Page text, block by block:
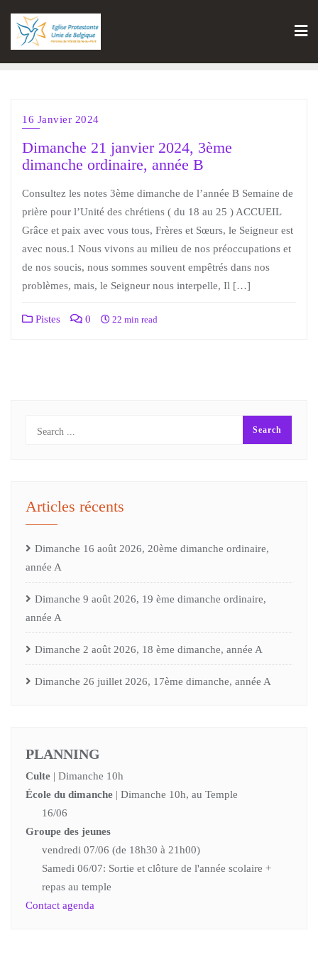
16 Janvier 2024
Dimanche 21 janvier 2024, 3ème
dimanche ordinaire, année B
Consultez les notes 3ème dimanche de l’année B Semaine de
prière pour l’Unité des chrétiens ( du 18 au 25 ) ACCUEIL
Grâce et paix avec vous tous, Frères et Sœurs, le Seigneur est
avec nous.1 Nous vivons au milieu de nos préoccupations et
de nos soucis, nous sommes souvent empêtrés dans nos
problèmes, mais, le Seigneur nous interpelle, Il […]
Pistes 0 22 min read
Articles récents
Dimanche 16 août 2026, 20ème dimanche ordinaire,
année A
Dimanche 9 août 2026, 19 ème dimanche ordinaire,
année A
Dimanche 2 août 2026, 18 ème dimanche, année A
Dimanche 26 juillet 2026, 17ème dimanche, année A
PLANNING
Culte | Dimanche 10h
École du dimanche | Dimanche 10h, au Temple
16/06
Groupe des jeunes
vendredi 07/06 (de 18h30 à 21h00)
Samedi 06/07: Sortie et clôture de l'année scolaire +
repas au temple
Contact agenda